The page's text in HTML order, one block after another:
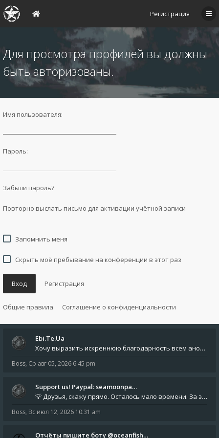
Регистрация
Для просмотра профилей вы должны
быть авторизованы.
Имя пользователя:
Пароль:
Забыли пароль?
Повторно выслать письмо для активации учётной записи
Запомнить меня
Скрыть моё пребывание на конференции в этот раз
Вход Регистрация
Общие правила Соглашение о конфиденциальности
Ebi.Te.Ua
Хочу выразить искреннюю благодарность всем анонимным пользователям, которые поддержали наше сообщество финансово. Благод
Boss, Ср авг 05, 2026 6:45 pm
Support us! Paypal: seamoonpa…
💡 Друзья, скажу прямо. Осталось мало времени. За это время нам нужно закрыть последние обязательные расходы: около 500
Boss, Вс июл 12, 2026 10:31 am
Отчёты пишите боту @oceanfish…